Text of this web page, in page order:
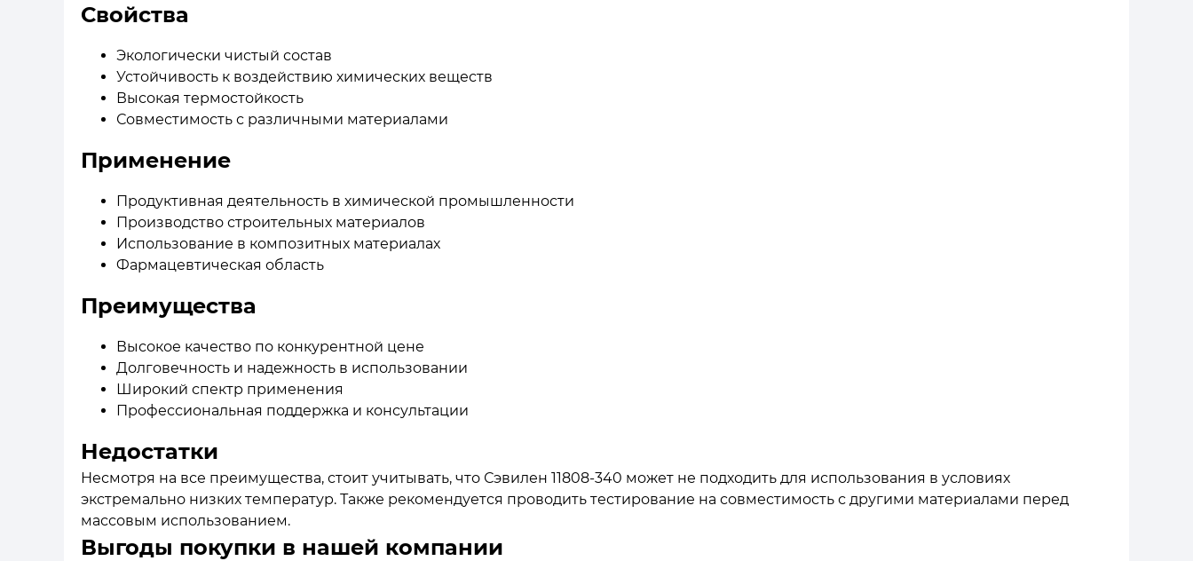
Свойства
Экологически чистый состав
Устойчивость к воздействию химических веществ
Высокая термостойкость
Совместимость с различными материалами
Применение
Продуктивная деятельность в химической промышленности
Производство строительных материалов
Использование в композитных материалах
Фармацевтическая область
Преимущества
Высокое качество по конкурентной цене
Долговечность и надежность в использовании
Широкий спектр применения
Профессиональная поддержка и консультации
Недостатки
Несмотря на все преимущества, стоит учитывать, что Сэвилен 11808-340 может не подходить для использования в условиях
экстремально низких температур. Также рекомендуется проводить тестирование на совместимость с другими материалами перед
массовым использованием.
Выгоды покупки в нашей компании